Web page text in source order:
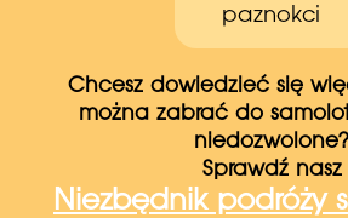
paznokci
Chcesz dowiedzieć się
można zabrać do
niedozwolone?
Sprawdź nasz
Niezbędnik podróży